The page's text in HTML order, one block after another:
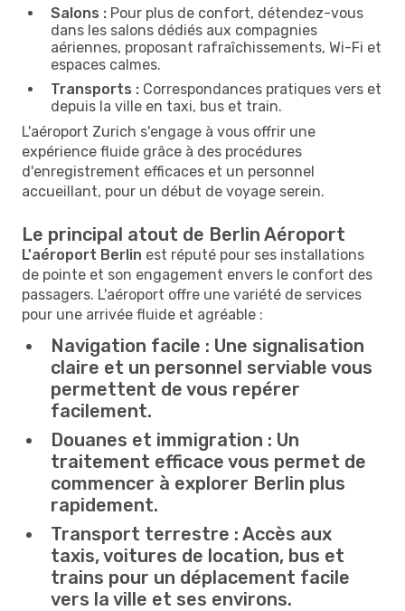
Salons : Pour plus de confort, détendez-vous
dans les salons dédiés aux compagnies
aériennes, proposant rafraîchissements, Wi-Fi et
espaces calmes.
Transports : Correspondances pratiques vers et
depuis la ville en taxi, bus et train.
L'aéroport Zurich s'engage à vous offrir une
expérience fluide grâce à des procédures
d'enregistrement efficaces et un personnel
accueillant, pour un début de voyage serein.
Le principal atout de Berlin Aéroport
L'aéroport Berlin est réputé pour ses installations
de pointe et son engagement envers le confort des
passagers. L'aéroport offre une variété de services
pour une arrivée fluide et agréable :
Navigation facile : Une signalisation
claire et un personnel serviable vous
permettent de vous repérer
facilement.
Douanes et immigration : Un
traitement efficace vous permet de
commencer à explorer Berlin plus
rapidement.
Transport terrestre : Accès aux
taxis, voitures de location, bus et
trains pour un déplacement facile
vers la ville et ses environs.